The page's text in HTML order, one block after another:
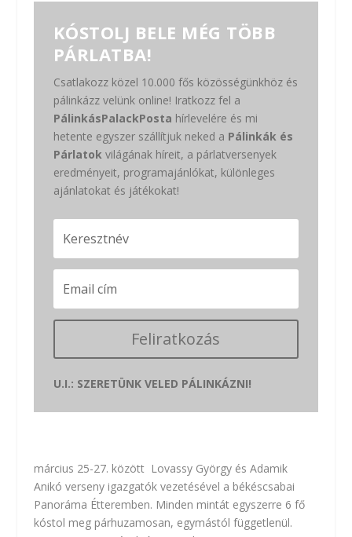
KÓSTOLJ BELE MÉG TÖBB
PÁRLATBA!
Csatlakozz közel 10.000 fős közösségünkhöz és
pálinkázz velünk online! Iratkozz fel a
PálinkásPalackPosta hírlevelére és mi
hetente egyszer szállítjuk neked a Pálinkák és
Párlatokvilágának híreit, a párlatversenyek
eredményeit, programajánlókat, különleges
ajánlatokat és játékokat!
Feliratkozás
U.I.: SZERETÜNK VELED PÁLINKÁZNI!
március 25-27. között Lovassy György és Adamik
Anikó verseny igazgatók vezetésével a békéscsabai
Panoráma Étteremben. Minden mintát egyszerre 6 fő
kóstol meg párhuzamosan, egymástól függetlenül.